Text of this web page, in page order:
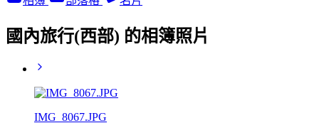
國內旅行(西部) 的相簿照片
IMG_8067.JPG